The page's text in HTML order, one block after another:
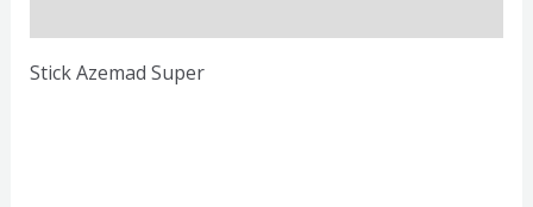
Stick Azemad Super